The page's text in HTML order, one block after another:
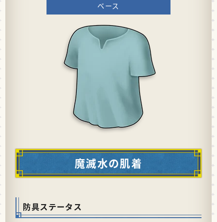
ベース
魔滅水の肌着
防具ステータス